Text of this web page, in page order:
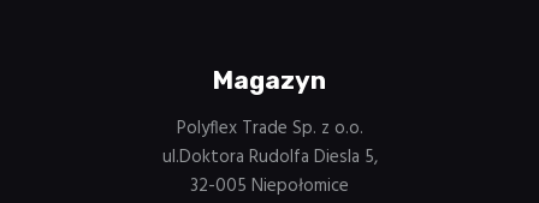
Magazyn
Polyflex Trade Sp. z o.o.
ul.Doktora Rudolfa Diesla 5,
32-005 Niepołomice